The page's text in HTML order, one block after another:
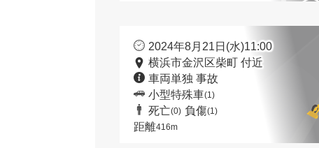
2024年8月21日(水)11:00
横浜市金沢区柴町 付近
車両単独 事故
小型特殊車(1)
死亡(0) 負傷(1)
距離416m